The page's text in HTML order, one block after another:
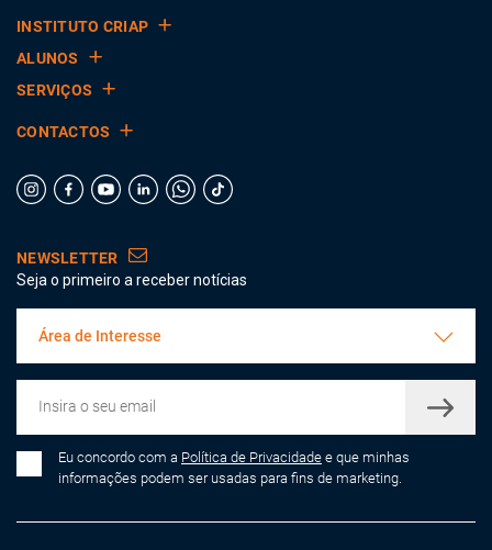
INSTITUTO CRIAP
ALUNOS
SERVIÇOS
CONTACTOS
NEWSLETTER
Seja o primeiro a receber notícias
Área de Interesse
Eu concordo com a Política de Privacidade e que minhas
informações podem ser usadas para fins de marketing.